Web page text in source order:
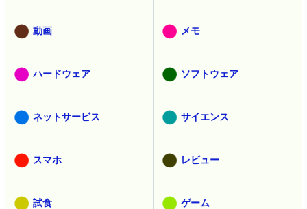
動画 メモ
ハードウェア ソフトウェア
ネットサービス サイエンス
スマホ レビュー
試食 ゲーム